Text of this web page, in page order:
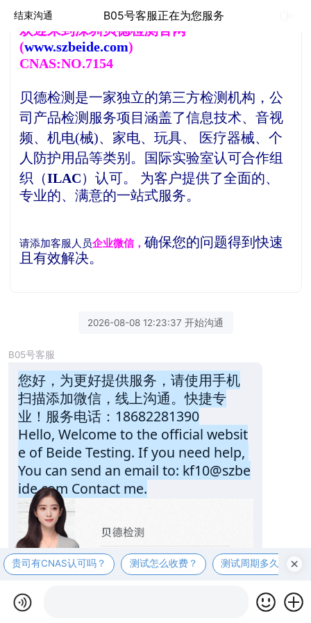
结束沟通 B05号客服正在为您服务
欢 迎来到深圳贝德检测官网
(www.szbeide.com)
CNAS:NO.7154
贝德检测是一家独立的第三方检测机构，公
司产品检测服务项目涵盖了信息技术、音视
频、机电(械)、家电、玩具、 医疗器械、个
人防护用品等类别。
国际实验室认可合作组
织（ILAC）认可。
为客户提供了全面的、
专业的、满意的一站式服务。
请添加客服人员企业微信，确保您的问题得到快速
且有效解决。
2026-08-08 12:23:37 开始沟通
B05号客服
您好，为更好提供服务，请使用手机
扫描添加微信，线上沟通。快捷专
业！服务电话：18682281390
Hello, Welcome to the official websit
e of Beide Testing. If you need help,
You can send an email to: kf10@szbe
ide.com Contact me.
贵司有CNAS认可吗？ 测试怎么收费？ 测试周期多久？